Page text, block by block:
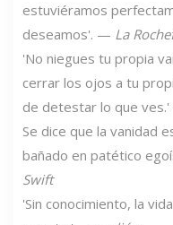
estuviéramos
deseamos'. — La
'No niegues tu propia
cerrar los ojos a tu
de detestar lo que
Se dice que la vanidad
bañado en patético
Swift
'Sin conocimiento, la